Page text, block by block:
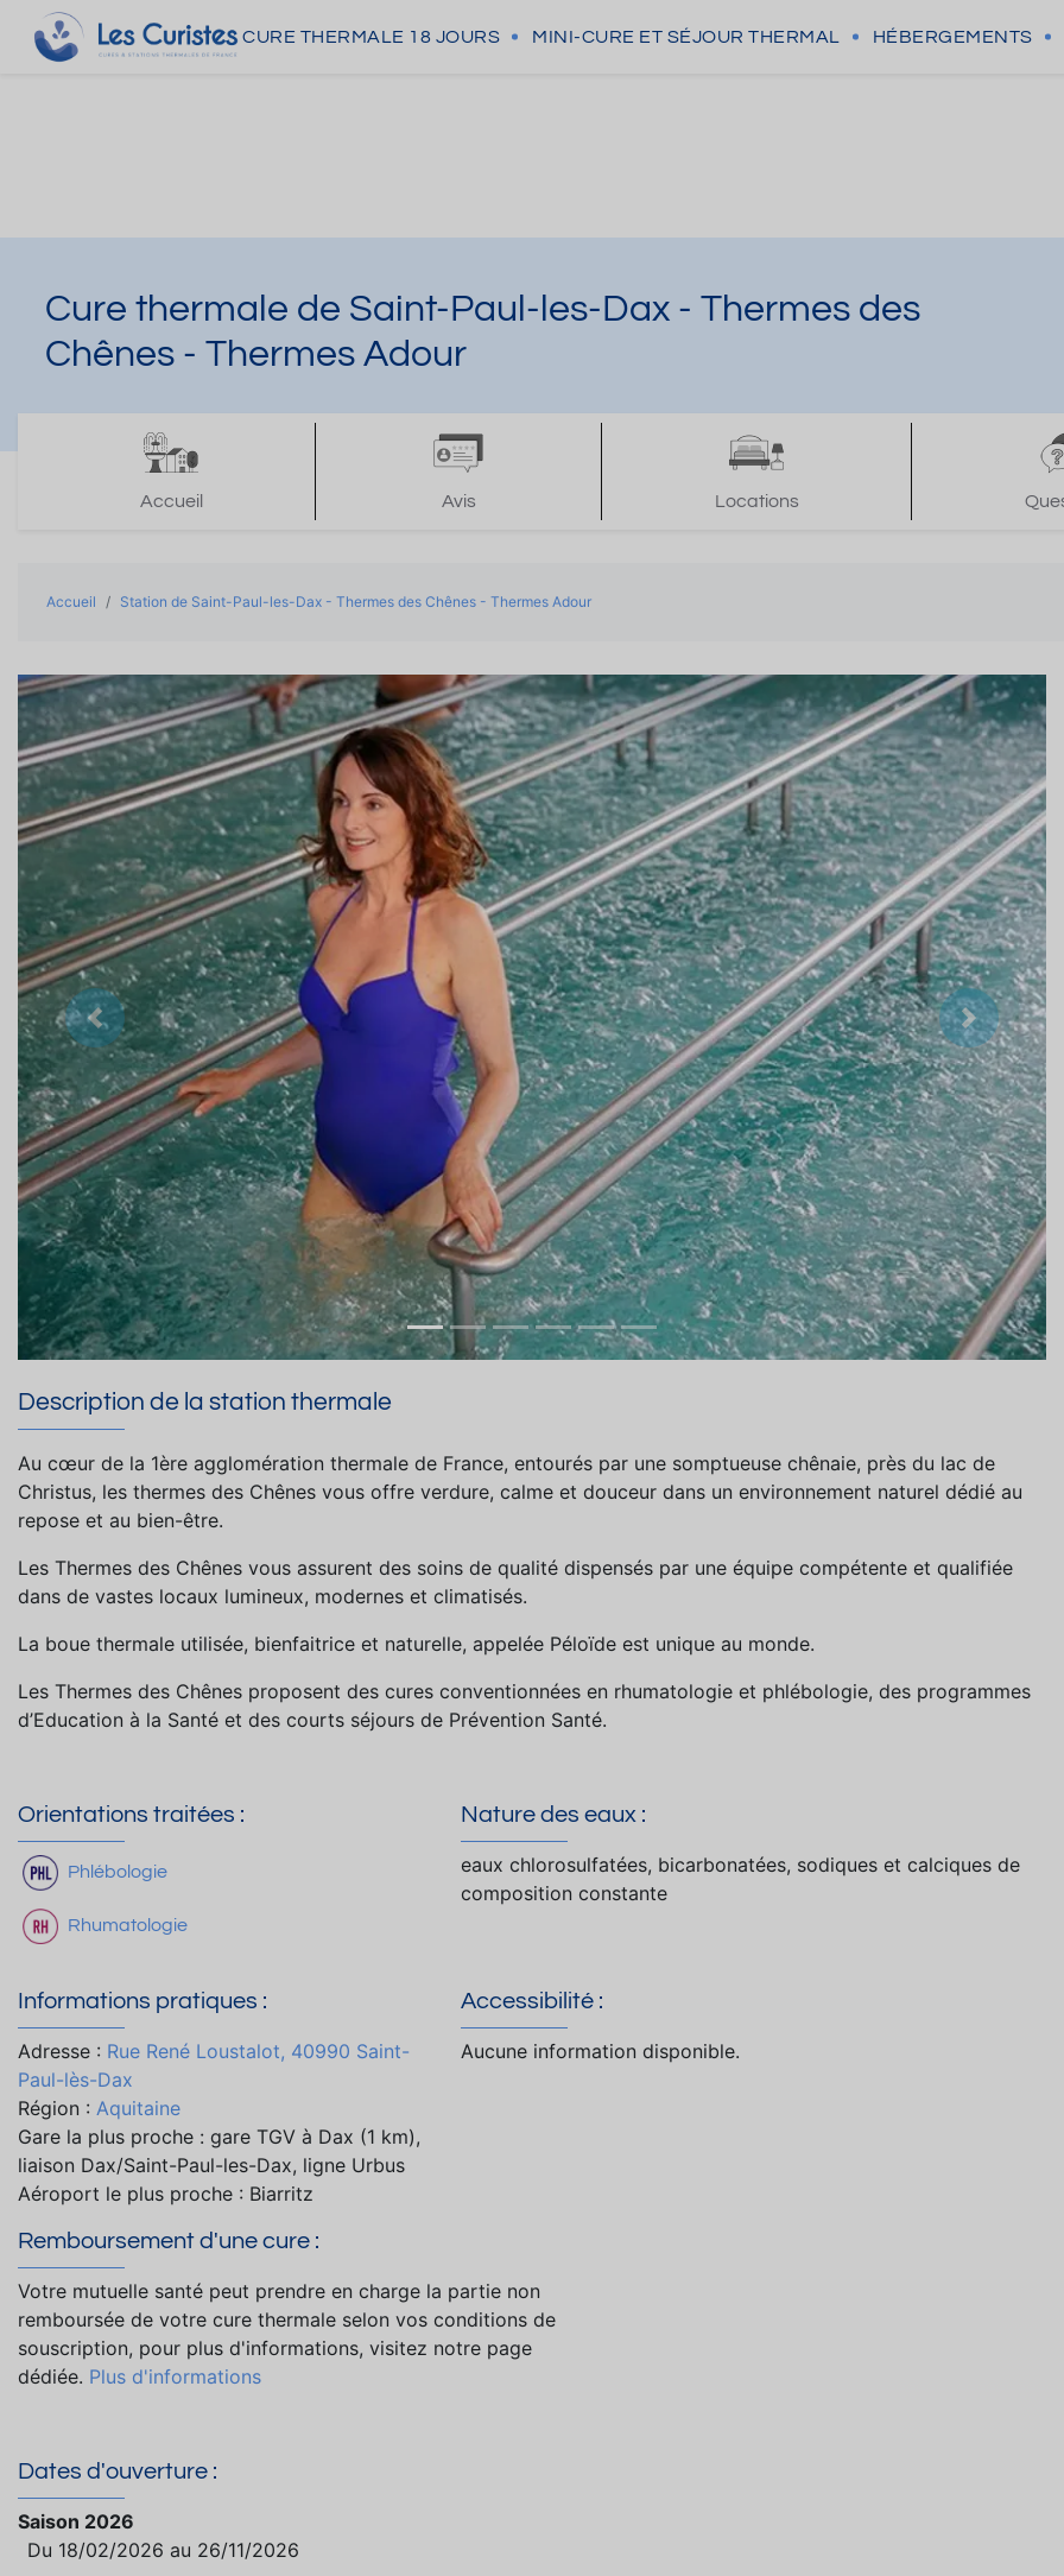
CURE THERMALE 18 JOURS MINI-CURE ET SÉJOUR THERMAL HÉBERGEMENTS
Cure thermale de Saint-Paul-les-Dax - Thermes des
Chênes - Thermes Adour
Accueil Avis Locations
Accueil Station de Saint-Paul-les-Dax - Thermes des Chênes - Thermes Adour
Précedent Suivant
Description de la station thermale
Au cœur de la 1ère agglomération thermale de France, entourés par une somptueuse chênaie, près du lac de
Christus, les thermes des Chênes vous offre verdure, calme et douceur dans un environnement naturel dédié au
repose et au bien-être.
Les Thermes des Chênes vous assurent des soins de qualité dispensés par une équipe compétente et qualifiée
dans de vastes locaux lumineux, modernes et climatisés.
La boue thermale utilisée, bienfaitrice et naturelle, appelée Péloïde est unique au monde.
Les Thermes des Chênes proposent des cures conventionnées en rhumatologie et phlébologie, des programmes
d’Education à la Santé et des courts séjours de Prévention Santé.
Orientations traitées :
Phlébologie
Rhumatologie
Nature des eaux :
eaux chlorosulfatées, bicarbonatées, sodiques et calciques de
composition constante
Informations pratiques :
Adresse : Rue René Loustalot, 40990 Saint-
Paul-lès-Dax
Région : Aquitaine
Gare la plus proche : gare TGV à Dax (1 km),
liaison Dax/Saint-Paul-les-Dax, ligne Urbus
Aéroport le plus proche : Biarritz
Accessibilité :
Aucune information disponible.
Remboursement d'une cure :
Votre mutuelle santé peut prendre en charge la partie non
remboursée de votre cure thermale selon vos conditions de
souscription, pour plus d'informations, visitez notre page
dédiée. Plus d'informations
Dates d'ouverture :
Saison 2026
Du 18/02/2026 au 26/11/2026